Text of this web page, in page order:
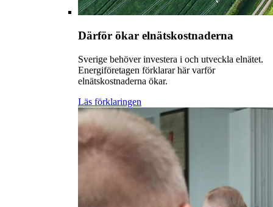
Därför ökar elnätskostnaderna
Sverige behöver investera i och utveckla elnätet.
Energiföretagen förklarar här varför
elnätskostnaderna ökar.
Läs förklaringen